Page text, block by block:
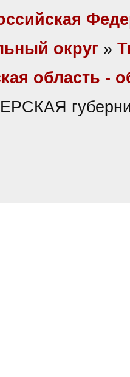
округ »
область -